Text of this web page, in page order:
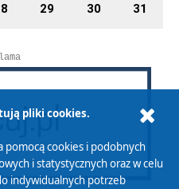
29 30 31
pliki cookies.
pomocą cookies i podobnych
i statystycznych oraz w celu
indywidualnych potrzeb